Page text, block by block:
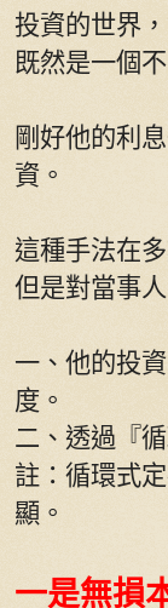
投資的世界
既然是一個
剛好他的利
資。
這種手法在
但是對當事
一、他的投
度。
二、透過『
註：循環式
顯。
一是無損